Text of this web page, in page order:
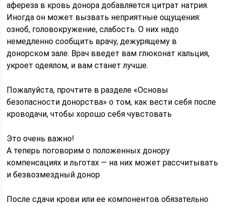
афереза в кровь донора добавляется цитрат натрия.
Иногда он может вызвать неприятные ощущения:
озноб, головокружение, слабость. О них надо
немедленно сообщить врачу, дежурящему в
донорском зале. Врач введет вам глюконат кальция,
укроет одеялом, и вам станет лучше.
Пожалуйста, прочтите в разделе «Основы
безопасности донорства» о том, как вести себя после
кроводачи, чтобы хорошо себя чувстовать
Это очень важно!
А теперь поговорим о положенных донору
компенсациях и льготах — на них может рассчитывать
и безвозмездный донор
После сдачи крови или ее компонентов обязательно